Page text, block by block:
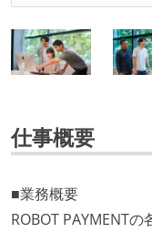
仕事概要
■業務概要
ROBOT PAYMENT